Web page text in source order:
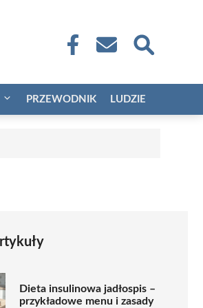
PRZEWODNIK LUDZIE
Dieta insulinowa jadłospis –
przykładowe menu i zasady